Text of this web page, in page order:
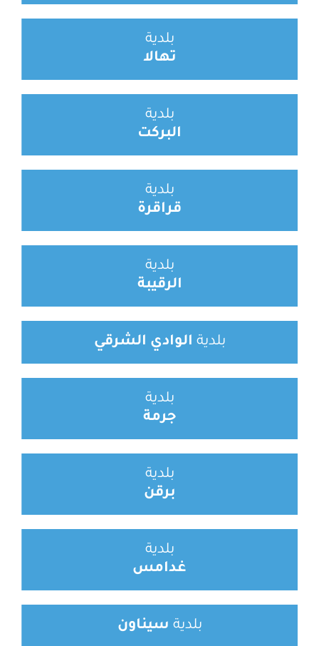
بلدية
تهالا
بلدية
البركت
بلدية
قراقرة
بلدية
الرقيبة
بلدية الوادي الشرقي
بلدية
جرمة
بلدية
برقن
بلدية
غدامس
بلدية سيناون